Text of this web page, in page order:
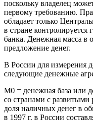
поскольку владелец
первому требованию.
обладает только
в стране контролируется
банка. Денежная масса в
предложение денег.
В России для измерения
следующие денежные
М0 = денежная база или
со странами с
доля наличных денег в
в 1997 г. в России